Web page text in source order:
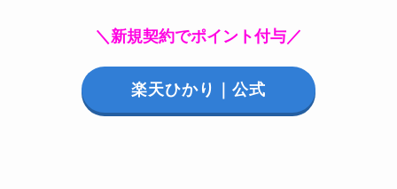
＼新規契約でポイント付与／
楽天ひかり｜公式